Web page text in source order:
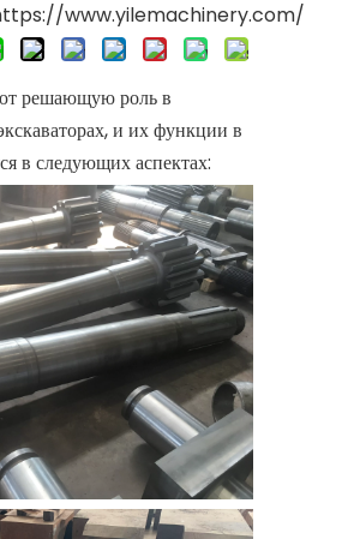
www.yilemachinery.com/
решающую роль в
и их функции в
в следующих аспектах: